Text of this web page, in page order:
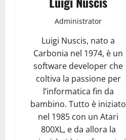
Administrator
Luigi Nuscis, nato a
Carbonia nel 1974, è un
software developer che
coltiva la passione per
l’informatica fin da
bambino. Tutto è iniziato
nel 1985 con un Atari
800XL, e da allora la